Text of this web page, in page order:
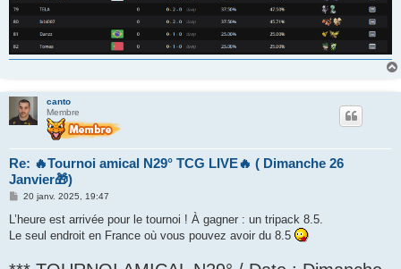
canto
Membre
Re: 🔥Tournoi amical N29° TCG LIVE🔥 ( Dimanche 26
Janvier🎁)
M
s
a
20 janv. 2025, 19:47
L’heure est arrivée pour le tournoi ! À gagner : un tripack 8.5.
Le seul endroit en France où vous pouvez avoir du 8.5